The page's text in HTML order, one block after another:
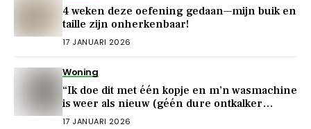
4 weken deze oefening gedaan—mijn buik en
taille zijn onherkenbaar!
17 JANUARI 2026
Woning
“Ik doe dit met één kopje en m’n wasmachine
is weer als nieuw (géén dure ontkalker
nodig!)”
17 JANUARI 2026